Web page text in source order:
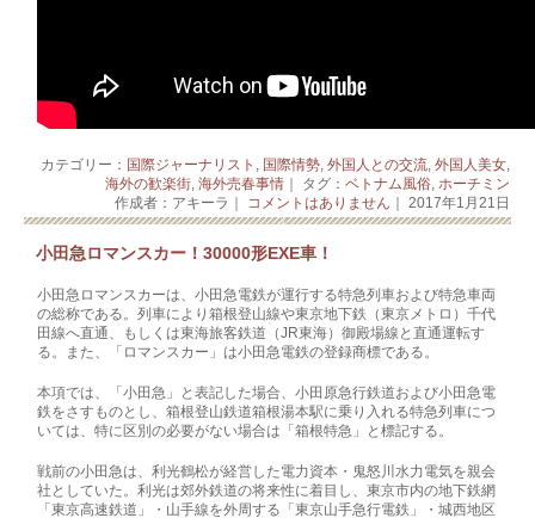
カテゴリー： 国際ジャーナリスト , 国際情勢, 外国人との交流, 外国人美女,
海外の歓楽街, 海外売春事情｜ タグ： ベトナム風俗, ホーチミン
作成者：アキーラ｜ コメントはありません ｜ 2017年1月21日
小田急ロマンスカー！30000形EXE車！
小田急ロマンスカーは、小田急電鉄が運行する特急列車および特急車両
の総称である。列車により箱根登山線や東京地下鉄（東京メトロ）千代
田線へ直通、もしくは東海旅客鉄道（JR東海）御殿場線と直通運転す
る。また、「ロマンスカー」は小田急電鉄の登録商標である。
本項では、「小田急」と表記した場合、小田原急行鉄道および小田急電
鉄をさすものとし、箱根登山鉄道箱根湯本駅に乗り入れる特急列車につ
いては、特に区別の必要がない場合は「箱根特急」と標記する。
戦前の小田急は、利光鶴松が経営した電力資本・鬼怒川水力電気を親会
社としていた。利光は郊外鉄道の将来性に着目し、東京市内の地下鉄網
「東京高速鉄道」・山手線を外周する「東京山手急行電鉄」・城西地区